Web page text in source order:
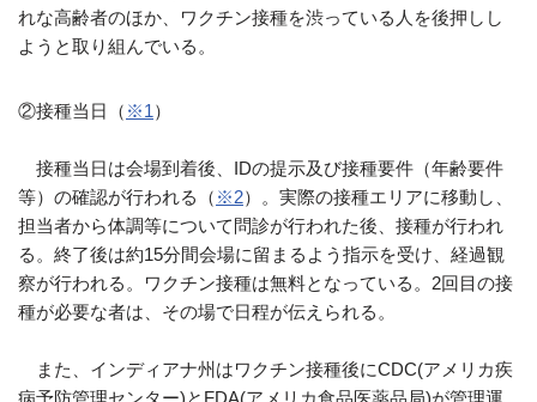
れな高齢者のほか、ワクチン接種を渋っている人を後押しし
ようと取り組んでいる。
②接種当日（ ※1）
接種当日は会場到着後、IDの提示及び接種要件（年齢要件
等）の確認が行われる（ ※2）。実際の接種エリアに移動し、
担当者から体調等について問診が行われた後、接種が行われ
る。終了後は約15分間会場に留まるよう指示を受け、経過観
察が行われる。ワクチン接種は無料となっている。2回目の接
種が必要な者は、その場で日程が伝えられる。
また、インディアナ州はワクチン接種後にCDC(アメリカ疾
病予防管理センター)とFDA(アメリカ食品医薬品局)が管理運